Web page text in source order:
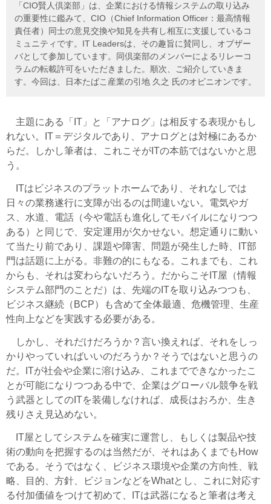
「CIO賢人倶楽部」は、企業における情報システムの取り込み
の重要性に鑑みて、CIO（Chief Information Officer：最高情報
責任者）同士の意見交換や知見を共有し相互に支援しているコ
ミュニティです。IT Leadersは、その趣旨に賛同し、オブザー
バとして参加しています。同倶楽部のメンバーによるリレーコ
ラムの転載許可をいただきました。順次、ご紹介していきま
す。今回は、日本たばこ産業の引地 久之 氏のオピニオンです。
主題にある「IT」と「アナログ」は相反する表現かもし
れない。IT＝デジタルであり、アナログとは対極にあるか
らだ。しかし筆者は、これこそがITの本筋ではないかと思
う。
ITはビジネスのプラットホームであり、それなしでは
日々の業務遂行に支障が出るのは間違いない。電気やガ
ス、水道、電話（今や電話も進化してモバイルになりつつ
ある）と同じで、安定運用が欠かせない。想定通りに動い
て当たり前であり、課題や障害、問題が発生した時、IT部
門は話題に上がる。非難の的にもなる。これまでも、これ
からも、それは変わらないだろう。だからこそIT屋（情報
システム部門のことだ）は、先端のITを取り込みつつも、
ビジネス継続（BCP）も含めて全体最適、危機管理、生産
性向上などを実践する必要がある。
しかし、それだけだろうか？言い換えれば、それをしっ
かりやっていればいいのだろうか？そうではないと思うの
だ。ITが社会や企業に溶け込み、これまでできなかったこ
とが可能になりつつある中で、企業はグローバル競争を戦
う武器としてのITを装備しなければ、成長はおろか、生き
残りさえ見込めない。
IT屋としてシステムを確実に運営し、もしくは製品や技
術の動向を把握するのは当然だが、それはあくまでもHow
である。そうではなく、ビジネス環境や企業の方向性、戦
略、目的、方針、ビジョンなどをWhatとし、これに対応す
る付加価値をつけて初めて、ITは武器になると筆者は考え